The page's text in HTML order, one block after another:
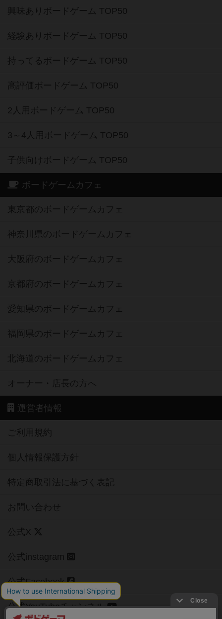
興味ありボードゲーム TOP50
経験ありボードゲーム TOP50
持ってるボードゲーム TOP50
高評価ボードゲーム TOP50
2人用ボードゲーム TOP50
3～4人用ボードゲーム TOP50
子供向けボードゲーム TOP50
ボードゲームカフェ
東京都のボードゲームカフェ
神奈川県のボードゲームカフェ
大阪府のボードゲームカフェ
京都府のボードゲームカフェ
愛知県のボードゲームカフェ
福岡県のボードゲームカフェ
北海道のボードゲームカフェ
オーナー・店長の方へ
運営者情報
ご利用規約
個人情報保護方針
特定商取引法に基づく表記
お問い合わせ
公式X
公式instagram
公式Facebook
公式YouTubeチャンネル